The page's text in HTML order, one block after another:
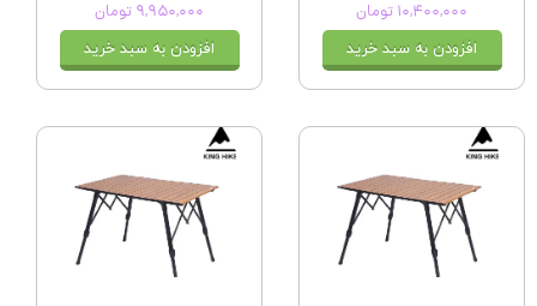
۱۰,۴۰۰,۰۰۰ تومان
افزودن به سبد خرید
۹,۹۵۰,۰۰۰ تومان
افزودن به سبد خرید